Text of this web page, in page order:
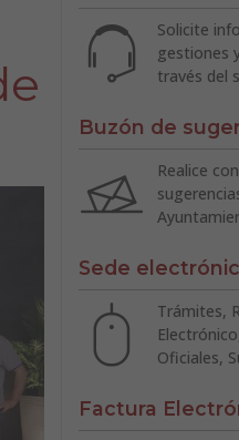
Solicite
gestiones
través del
Buzón de
Realice
Sede
Trámites,
Oficiales,
Factura